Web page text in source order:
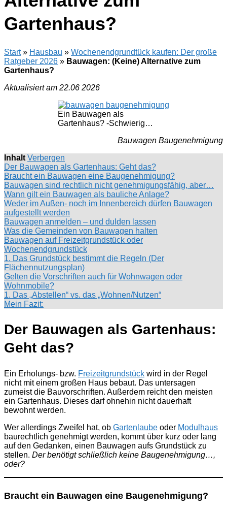
Gartenhaus?
Start» Hausbau » Wochenendgrundtück kaufen: Der große
Ratgeber 2026 » Bauwagen: (Keine) Alternative zum
Gartenhaus?
Aktualisiert am 22.06 2026
Ein Bauwagen als
Gartenhaus? -Schwierig…
Bauwagen Baugenehmigung
Inhalt Verbergen
Der Bauwagen als Gartenhaus: Geht das?
Braucht ein Bauwagen eine Baugenehmigung?
Bauwagen sind rechtlich nicht genehmigungsfähig, aber…
Wann gilt ein Bauwagen als bauliche Anlage?
Weder im Außen- noch im Innenbereich dürfen Bauwagen
aufgestellt werden
Bauwagen anmelden – und dulden lassen
Was die Gemeinden von Bauwagen halten
Bauwagen auf Freizeitgrundstück oder
Wochenendgrundstück
1. Das Grundstück bestimmt die Regeln (Der
Flächennutzungsplan)
Gelten die Vorschriften auch für Wohnwagen oder
Wohnmobile?
1. Das „Abstellen“ vs. das „Wohnen/Nutzen“
Mein Fazit:
Der Bauwagen als Gartenhaus:
Geht das?
Ein Erholungs- bzw. Freizeitgrundstück wird in der Regel
nicht mit einem großen Haus bebaut. Das untersagen
zumeist die Bauvorschriften. Außerdem reicht den meisten
ein Gartenhaus. Dieses darf ohnehin nicht dauerhaft
bewohnt werden.
Wer allerdings Zweifel hat, ob Gartenlaube oder Modulhaus
baurechtlich genehmigt werden, kommt über kurz oder lang
auf den Gedanken, einen Bauwagen aufs Grundstück zu
stellen. Der benötigt schließlich keine Baugenehmigung…,
oder?
Braucht ein Bauwagen eine Baugenehmigung?